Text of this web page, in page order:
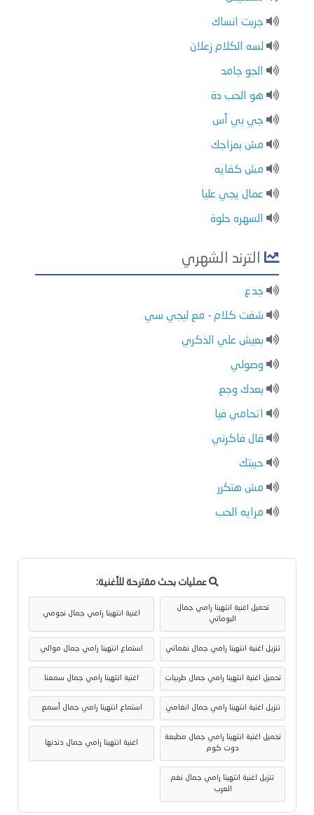
جربت انساك
لسه الكلام زعلان
الجو جامد
هو الحب دة
جي بي أس
مش بمزاجك
مش كفايه
عمال يجي عليا
السهره حلوة
الترند الشهري
جدع
شفت كلام - مع ليجي سي
بعيش علي الذكري
وصولي
بعدك وجع
اتحامي فيا
قال فاكرني
حبيتك
مش هتكرر
مرايه الحب
عمليات بحث مقترحة للأغنية:
تحميل اغنية انتهينا رامي جمال
البوماتي
اغنية انتهينا رامي جمال نجومي
تنزيل اغنية انتهينا رامي جمال نغماتي استماع انتهينا رامي جمال موالي
تحميل اغنية انتهينا رامي جمال طربيات اغنية انتهينا رامي جمال سمعنا
تنزيل اغنية انتهينا رامي جمال انغامي استماع انتهينا رامي جمال أسمع
تحميل اغنية انتهينا رامي جمال مطبعة
دوت كوم
اغنية انتهينا رامي جمال دندنها
تنزيل اغنية انتهينا رامي جمال نغم
العرب